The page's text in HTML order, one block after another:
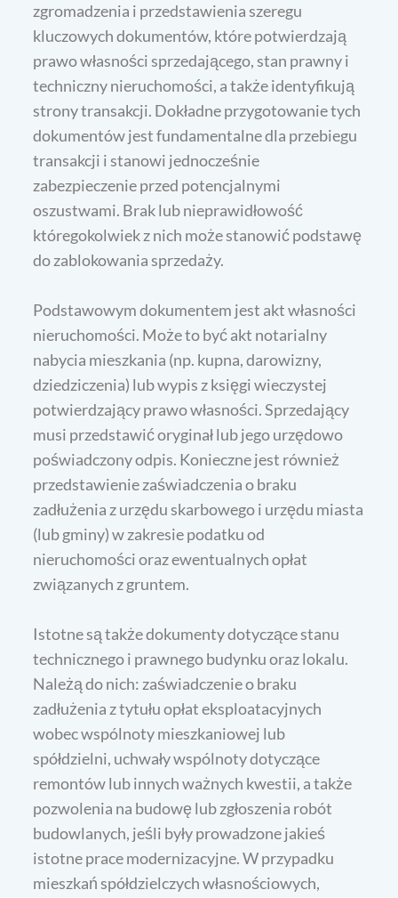
zgromadzenia i przedstawienia szeregu
kluczowych dokumentów, które potwierdzają
prawo własności sprzedającego, stan prawny i
techniczny nieruchomości, a także identyfikują
strony transakcji. Dokładne przygotowanie tych
dokumentów jest fundamentalne dla przebiegu
transakcji i stanowi jednocześnie
zabezpieczenie przed potencjalnymi
oszustwami. Brak lub nieprawidłowość
któregokolwiek z nich może stanowić podstawę
do zablokowania sprzedaży.
Podstawowym dokumentem jest akt własności
nieruchomości. Może to być akt notarialny
nabycia mieszkania (np. kupna, darowizny,
dziedziczenia) lub wypis z księgi wieczystej
potwierdzający prawo własności. Sprzedający
musi przedstawić oryginał lub jego urzędowo
poświadczony odpis. Konieczne jest również
przedstawienie zaświadczenia o braku
zadłużenia z urzędu skarbowego i urzędu miasta
(lub gminy) w zakresie podatku od
nieruchomości oraz ewentualnych opłat
związanych z gruntem.
Istotne są także dokumenty dotyczące stanu
technicznego i prawnego budynku oraz lokalu.
Należą do nich: zaświadczenie o braku
zadłużenia z tytułu opłat eksploatacyjnych
wobec wspólnoty mieszkaniowej lub
spółdzielni, uchwały wspólnoty dotyczące
remontów lub innych ważnych kwestii, a także
pozwolenia na budowę lub zgłoszenia robót
budowlanych, jeśli były prowadzone jakieś
istotne prace modernizacyjne. W przypadku
mieszkań spółdzielczych własnościowych,